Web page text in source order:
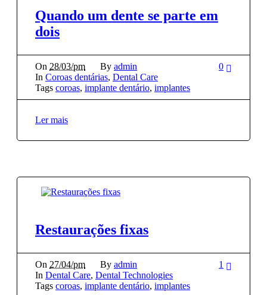
Quando um dente se parte em
dois
0
On 28/03/pm By admin
In Coroas dentárias, Dental Care
Tags coroas, implante dentário, implantes
Ler mais
Restaurações fixas
1
On 27/04/pm By admin
In Dental Care, Dental Technologies
Tags coroas, implante dentário, implantes